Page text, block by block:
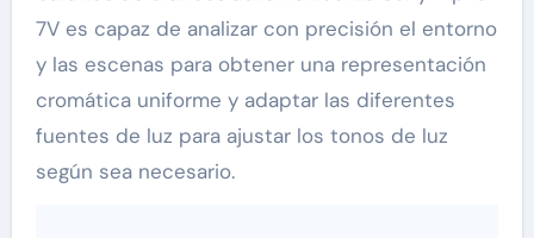
7V es capaz de analizar con precisión el entorno
y las escenas para obtener una representación
cromática uniforme y adaptar las diferentes
fuentes de luz para ajustar los tonos de luz
según sea necesario.